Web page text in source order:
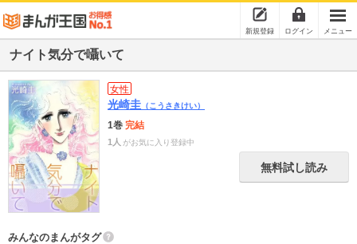
新規登録 ログイン メニュー
ナイト気分で囁いて
女性
光崎圭 （こうさきけい）
1巻 完結
1人 がお気に入り登録中
無料試し読み
みんなのまんがタグ